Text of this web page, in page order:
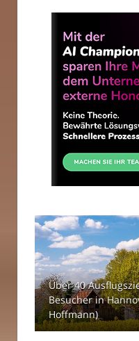
Über 40
Besucher in
Hoffmann)